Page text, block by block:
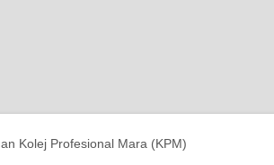
Kolej Profesional Mara (KPM)